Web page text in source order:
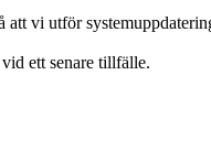
att vi utför
ett senare tillfälle.